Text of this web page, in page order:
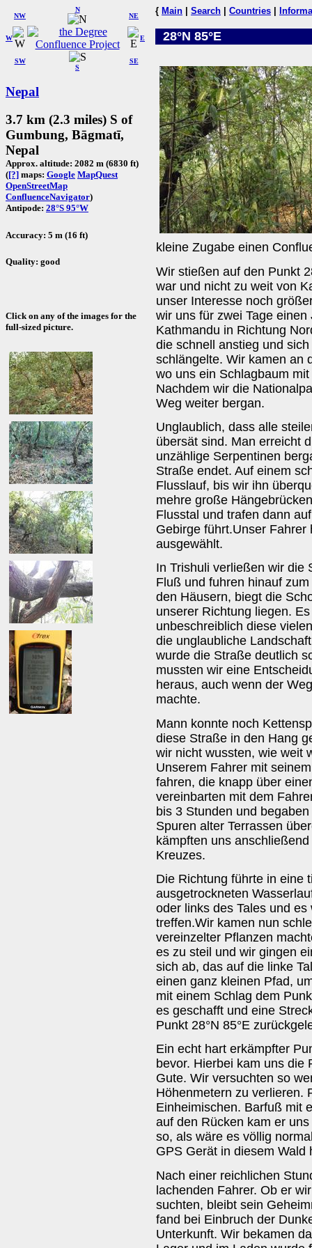
W
NW
N
NE
SW
S
SE
E
Nepal
3.7 km (2.3 miles) S of
Gumbung, Bāgmatī,
Nepal
Approx. altitude: 2082 m (6830 ft)
([?] maps: Google MapQuest
OpenStreetMap
ConfluenceNavigator)
Antipode: 28°S 95°W
Accuracy: 5 m (16 ft)
Quality: good
Click on any of the images for the
full-sized picture.
{ Main Search Countries
28°N 85°E
kleine Zugabe einen
Wir stießen auf den Punkt
war und nicht zu weit von
unser Interesse noch
wir uns für zwei Tage
Kathmandu in Richtung
die schnell anstieg und
schlängelte. Wir kamen an
wo uns ein Schlagbaum
Nachdem wir die
Weg weiter bergan.
Unglaublich, dass alle
übersät sind. Man erreicht
unzählige Serpentinen
Straße endet. Auf einem
Flusslauf, bis wir ihn
mehre große
Flusstal und trafen dann
Gebirge führt.Unser
ausgewählt.
In Trishuli verließen wir die
Fluß und fuhren hinauf
den Häusern, biegt die
unserer Richtung liegen.
unbeschreiblich diese
die unglaubliche
wurde die Straße deutlich
mussten wir eine
heraus, auch wenn der
machte.
Mann konnte noch
diese Straße in den Hang
wir nicht wussten, wie weit
Unserem Fahrer mit
fahren, die knapp über
vereinbarten mit dem
bis 3 Stunden und
Spuren alter Terrassen
kämpften uns
Kreuzes.
Die Richtung führte in eine
ausgetrockneten
oder links des Tales und
treffen.Wir kamen nun
vereinzelter Pflanzen
es zu steil und wir gingen
sich ab, das auf die linke
einen ganz kleinen Pfad,
mit einem Schlag dem
es geschafft und eine
Punkt 28°N 85°E
Ein echt hart erkämpfter
bevor. Hierbei kam uns die
Gute. Wir versuchten so
Höhenmetern zu verlieren.
Einheimischen. Barfuß mit
auf den Rücken kam er
so, als wäre es völlig
GPS Gerät in diesem Wald
Nach einer reichlichen
lachenden Fahrer. Ob er
suchten, bleibt sein
fand bei Einbruch der
Unterkunft. Wir bekamen